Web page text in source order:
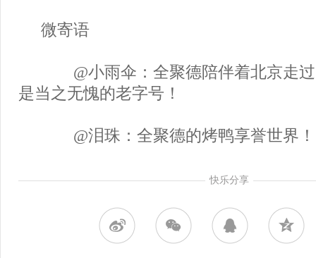
微寄语
@小雨伞：全聚德陪伴着北京走过
是当之无愧的老字号！
@泪珠：全聚德的烤鸭享誉世界！
快乐分享